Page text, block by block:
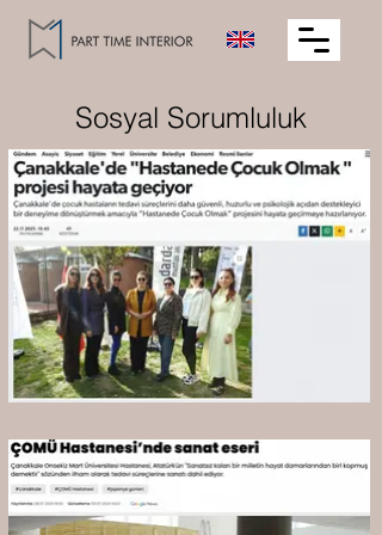
Sosyal Sorumluluk
2025 Yılı "Çocuk
Hastanesi Revizyonu"